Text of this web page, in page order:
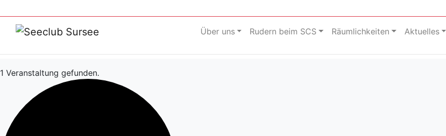
Über uns Rudern beim SCS Räumlichkeiten Aktuelles
1 Veranstaltung gefunden.